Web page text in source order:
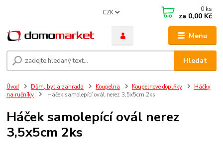
Menu
CZK
Hledat
0 ks
za 0,00 Kč
Úvod Dům, byt a zahrada Koupelna Koupelnové doplňky
Háčky
na ručníky
Háček samolepící ovál nerez 3,5x5cm 2ks
Háček samolepící ovál nerez
3,5x5cm 2ks